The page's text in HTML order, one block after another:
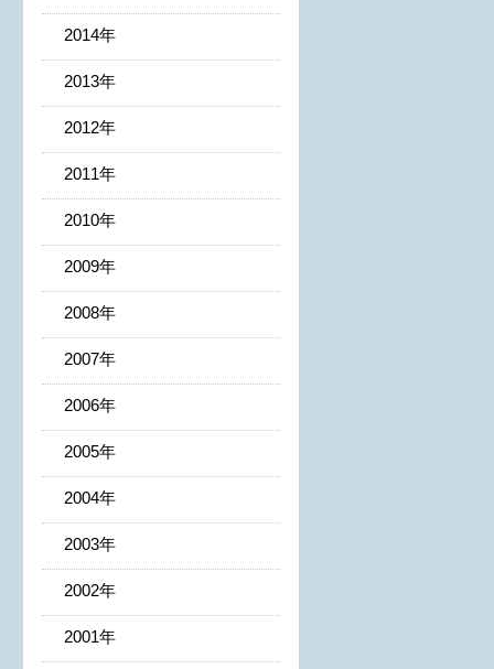
2014年
2013年
2012年
2011年
2010年
2009年
2008年
2007年
2006年
2005年
2004年
2003年
2002年
2001年